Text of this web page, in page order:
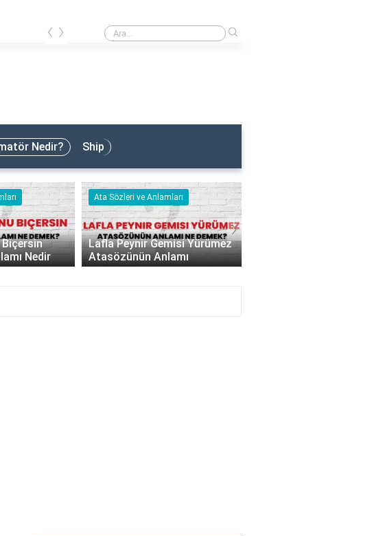
Armatör Ne İş Yapar?
‹ ›
Nedir? Ship
Biçersin
Nedir
Ata Sözleri ve Anlamları
Lafla Peynir Gemisi Yürümez
Atasözünün Anlamı
›